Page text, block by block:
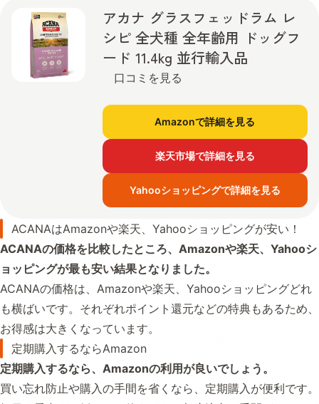
アカナ グラスフェッドラム レ
シピ 全犬種 全年齢用 ドッグフ
ード 11.4kg 並行輸入品
口コミを見る
Amazonで詳細を見る
楽天市場で詳細を見る
Yahooショッピングで詳細を見る
ACANAはAmazonや楽天、Yahooショッピングが安い！
ACANAの価格を比較したところ、Amazonや楽天、Yahooシ
ョッピングが最も安い結果となりました。
ACANAの価格は、Amazonや楽天、Yahooショッピングどれ
も横ばいです。それぞれポイント還元などの特典もあるため、
お得感は大きくなっています。
定期購入するならAmazon
定期購入するなら、Amazonの利用が良いでしょう。
買い忘れ防止や購入の手間を省くなら、定期購入が便利です。